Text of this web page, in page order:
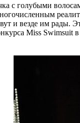
с голубыми
и везде им рады.
Miss Swimsuit